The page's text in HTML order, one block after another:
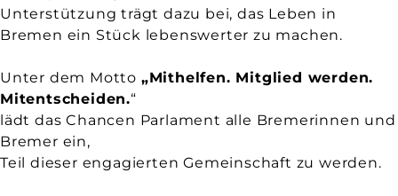
Unterstützung trägt dazu bei, das Leben in
Bremen ein Stück lebenswerter zu machen.
Unter dem Motto „Mithelfen. Mitglied werden.
Mitentscheiden.“
lädt das Chancen Parlament alle Bremerinnen und
Bremer ein,
Teil dieser engagierten Gemeinschaft zu werden.